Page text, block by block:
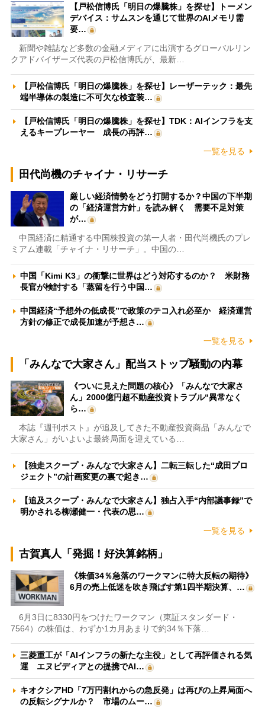
【戸松信博氏「明日の爆騰株」を探せ】トーメン
デバイス：サムスンを通じて世界のAIメモリ需
要…
新聞や雑誌など多数の金融メディアに出演するグローバルリン
クアドバイザーズ代表の戸松信博氏が、最新…
【戸松信博氏「明日の爆騰株」を探せ】レーザーテック：最先
端半導体の製造に不可欠な検査装…
【戸松信博氏「明日の爆騰株」を探せ】TDK：AIインフラを支
えるキープレーヤー 成長の再評…
一覧を見る
田代尚機のチャイナ・リサーチ
厳しい経済情勢をどう打開するか？中国の下半期
の「経済運営方針」を読み解く 需要不足対策
が…
中国経済に精通する中国株投資の第一人者・田代尚機氏のプレ
ミアム連載「チャイナ・リサーチ」。中国の…
中国「Kimi K3」の衝撃に世界はどう対応するのか？ 米財務
長官が検討する「蒸留を行う中国…
中国経済“予想外の低成長”で政策のテコ入れ必至か 経済運営
方針の修正で成長加速が予想さ…
一覧を見る
「みんなで大家さん」配当ストップ騒動の内幕
《ついに見えた問題の核心》「みんなで大家さ
ん」2000億円超不動産投資トラブル“異常なく
ら…
本誌『週刊ポスト』が追及してきた不動産投資商品「みんなで
大家さん」がいよいよ最終局面を迎えている…
【独走スクープ・みんなで大家さん】二転三転した“成田プロ
ジェクト”の計画変更の裏で起き…
【追及スクープ・みんなで大家さん】独占入手“内部議事録”で
明かされる柳瀬健一・代表の思…
一覧を見る
古賀真人「発掘！好決算銘柄」
《株価34％急落のワークマンに特大反転の期待》
6月の売上低迷を吹き飛ばす第1四半期決算、…
6月3日に8330円をつけたワークマン（東証スタンダード・
7564）の株価は、わずか1カ月あまりで約34％下落…
三菱重工が「AIインフラの新たな主役」として再評価される気
運 エヌビディアとの提携でAI…
キオクシアHD「7万円割れからの急反発」は再びの上昇局面へ
の反転シグナルか？ 市場のムー…